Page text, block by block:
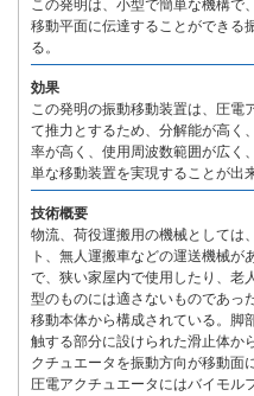
この発明は、小型で簡単な機構で
移動平面に伝達することができる
る。
効果
この発明の振動移動装置は、圧電
て推力とするため、分解能が高く
率が高く、使用周波数範囲が広く
単な移動装置を実現することが出
技術概要
物流、荷役運搬用の機械としては
ト、無人運搬車などの運送機械
で、狭い家屋内で使用したり、老
型のものには適さないものであっ
移動本体から構成されている。脚
触する部分に設けられた滑止体か
クチュエータを振動方向が移動面
圧電アクチュエータにはバイモル